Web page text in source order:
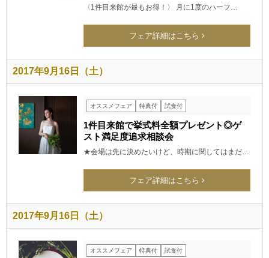
〈1件目来館が最もお得！〉 月に1度のハーフ…
フェア詳細はこちら
2017年9月16日（土）
オススメフェア 特典付 試食付
1件目来館で挙式料全額プレゼント◎ゲ
スト満足度追求相談会
★会場は先に決めたいけど、時期に関してはまだ…
フェア詳細はこちら
2017年9月16日（土）
オススメフェア 特典付 試食付